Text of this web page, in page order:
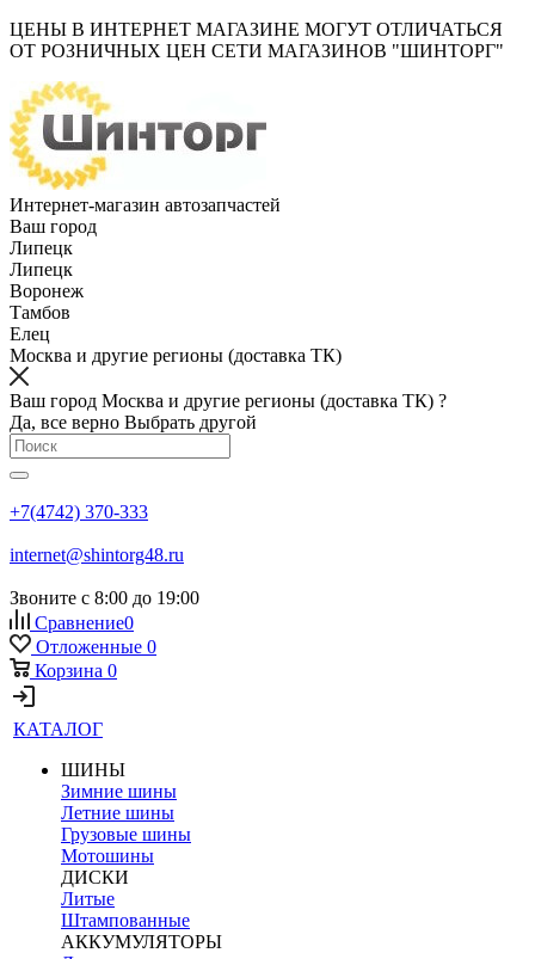
ЦЕНЫ В ИНТЕРНЕТ МАГАЗИНЕ МОГУТ ОТЛИЧАТЬСЯ
ОТ РОЗНИЧНЫХ ЦЕН СЕТИ МАГАЗИНОВ "ШИНТОРГ"
Интернет-магазин автозапчастей
Ваш город
Липецк
Липецк
Воронеж
Тамбов
Елец
Москва и другие регионы (доставка ТК)
Ваш город Москва и другие регионы (доставка ТК) ?
Да, все верно Выбрать другой
+7(4742) 370-333
internet@shintorg48.ru
Звоните с 8:00 до 19:00
Сравнение0
Отложенные 0
Корзина 0
КАТАЛОГ
ШИНЫ
Зимние шины
Летние шины
Грузовые шины
Мотошины
ДИСКИ
Литые
Штампованные
АККУМУЛЯТОРЫ